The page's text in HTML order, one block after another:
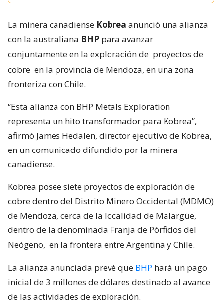
La minera canadiense Kobrea anunció una alianza
con la australiana BHP para avanzar
conjuntamente en la exploración de proyectos de
cobre en la provincia de Mendoza, en una zona
fronteriza con Chile.
“Esta alianza con BHP Metals Exploration
representa un hito transformador para Kobrea”,
afirmó James Hedalen, director ejecutivo de Kobrea,
en un comunicado difundido por la minera
canadiense.
Kobrea posee siete proyectos de exploración de
cobre dentro del Distrito Minero Occidental (MDMO)
de Mendoza, cerca de la localidad de Malargüe,
dentro de la denominada Franja de Pórfidos del
Neógeno, en la frontera entre Argentina y Chile.
La alianza anunciada prevé que BHP hará un pago
inicial de 3 millones de dólares destinado al avance
de las actividades de exploración.